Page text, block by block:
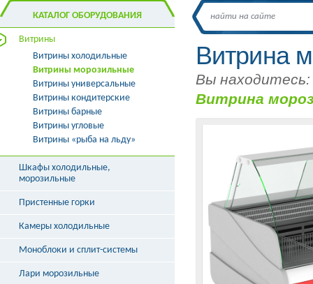
Витрина
Вы находитесь:
Витрина
КАТАЛОГ ОБОРУДОВАНИЯ
Витрины
Витрины холодильные
Витрины морозильные
Витрины универсальные
Витрины кондитерские
Витрины барные
Витрины угловые
Витрины «рыба на льду»
Шкафы холодильные,
морозильные
Пристенные горки
Камеры холодильные
Моноблоки и сплит-системы
Лари морозильные